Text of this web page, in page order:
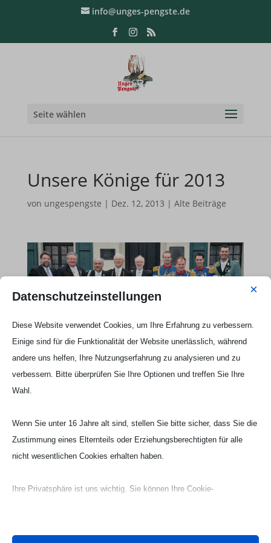
info@unges-pengste.de
Seite wählen
Unsere Könige für 2013
von ungespengste | Dez. 12, 2013 | Alte Beiträge
Auf dem Bild sehen Sie Könige und Minister für
Sebastianer-Präsident Peter Schlösser,
MinisterPeter Holzenleuchter,Sebastianer-
König Hans Merckens,Minister
Junggesellen-König Tobias Ehlert, Minister
Datenschutzeinstellungen ×
Diese Website verwendet Cookies, um Ihre Erfahrung zu verbessern.
Einige sind für die Funktionalität der Website unerlässlich, während
andere uns helfen, Ihre Nutzungserfahrung zu analysieren und zu
verbessern. Bitte überprüfen Sie Ihre Optionen und treffen Sie Ihre
Wahl.
Wenn Sie unter 16 Jahre alt sind, stellen Sie bitte sicher, dass Sie die
Zustimmung eines Elternteils oder Erziehungsberechtigten für alle
nicht wesentlichen Cookies erhalten haben.
Ihre Privatsphäre ist uns wichtig. Sie können Ihre Cookie-
Sie können Ihre Präferenzen jederzeit ändern, indem Sie auf die